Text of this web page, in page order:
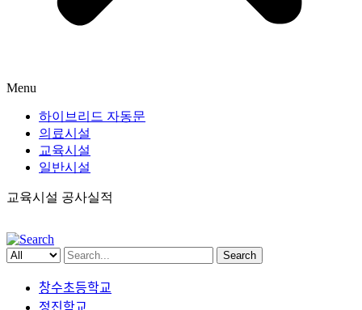
Menu
하이브리드 자동문
의료시설
교육시설
일반시설
교육시설 공사실적
Search
창수초등학교
정진학교